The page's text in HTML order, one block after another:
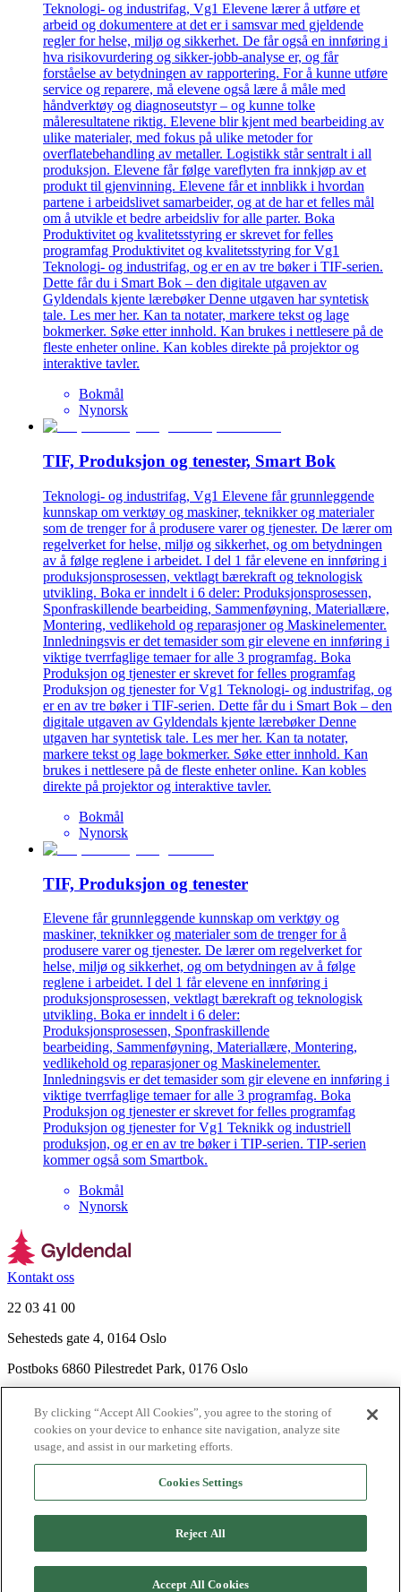
Teknologi- og industrifag, Vg1 Elevene lærer å utføre et
arbeid og dokumentere at det er i samsvar med gjeldende
regler for helse, miljø og sikkerhet. De får også en innføring i
hva risikovurdering og sikker-jobb-analyse er, og får
forståelse av betydningen av rapportering. For å kunne utføre
service og reparere, må elevene også lære å måle med
håndverktøy og diagnoseutstyr – og kunne tolke
måleresultatene riktig. Elevene blir kjent med bearbeiding av
ulike materialer, med fokus på ulike metoder for
overflatebehandling av metaller. Logistikk står sentralt i all
produksjon. Elevene får følge vareflyten fra innkjøp av et
produkt til gjenvinning. Elevene får et innblikk i hvordan
partene i arbeidslivet samarbeider, og at de har et felles mål
om å utvikle et bedre arbeidsliv for alle parter. Boka
Produktivitet og kvalitetsstyring er skrevet for felles
programfag Produktivitet og kvalitetsstyring for Vg1
Teknologi- og industrifag, og er en av tre bøker i TIF-serien.
Dette får du i Smart Bok – den digitale utgaven av
Gyldendals kjente lærebøker Denne utgaven har syntetisk
tale. Les mer her. Kan ta notater, markere tekst og lage
bokmerker. Søke etter innhold. Kan brukes i nettlesere på de
fleste enheter online. Kan kobles direkte på projektor og
interaktive tavler.
Bokmål
Nynorsk
TIF, Produksjon og tenester, Smart Bok
Teknologi- og industrifag, Vg1 Elevene får grunnleggende
kunnskap om verktøy og maskiner, teknikker og materialer
som de trenger for å produsere varer og tjenester. De lærer om
regelverket for helse, miljø og sikkerhet, og om betydningen
av å følge reglene i arbeidet. I del 1 får elevene en innføring i
produksjonsprosessen, vektlagt bærekraft og teknologisk
utvikling. Boka er inndelt i 6 deler: Produksjonsprosessen,
Sponfraskillende bearbeiding, Sammenføyning, Materiallære,
Montering, vedlikehold og reparasjoner og Maskinelementer.
Innledningsvis er det temasider som gir elevene en innføring i
viktige tverrfaglige temaer for alle 3 programfag. Boka
Produksjon og tjenester er skrevet for felles programfag
Produksjon og tjenester for Vg1 Teknologi- og industrifag, og
er en av tre bøker i TIF-serien. Dette får du i Smart Bok – den
digitale utgaven av Gyldendals kjente lærebøker Denne
utgaven har syntetisk tale. Les mer her. Kan ta notater,
markere tekst og lage bokmerker. Søke etter innhold. Kan
brukes i nettlesere på de fleste enheter online. Kan kobles
direkte på projektor og interaktive tavler.
Bokmål
Nynorsk
TIF, Produksjon og tenester
Elevene får grunnleggende kunnskap om verktøy og
maskiner, teknikker og materialer som de trenger for å
produsere varer og tjenester. De lærer om regelverket for
helse, miljø og sikkerhet, og om betydningen av å følge
reglene i arbeidet. I del 1 får elevene en innføring i
produksjonsprosessen, vektlagt bærekraft og teknologisk
utvikling. Boka er inndelt i 6 deler:
Produksjonsprosessen, Sponfraskillende
bearbeiding, Sammenføyning, Materiallære, Montering,
vedlikehold og reparasjoner og Maskinelementer.
Innledningsvis er det temasider som gir elevene en innføring i
viktige tverrfaglige temaer for alle 3 programfag. Boka
Produksjon og tjenester er skrevet for felles programfag
Produksjon og tjenester for Vg1 Teknikk og industriell
produksjon, og er en av tre bøker i TIP-serien. TIP-serien
kommer også som Smartbok.
Bokmål
Nynorsk
Kontakt oss
22 03 41 00
Sehesteds gate 4, 0164 Oslo
Postboks 6860 Pilestredet Park, 0176 Oslo
Nyhetsbrev
Ledige stillinger
Send inn manus
Agency
By clicking “Accept All Cookies”, you agree to the storing of
cookies on your device to enhance site navigation, analyze site
usage, and assist in our marketing efforts.
Cookies Settings
Reject All
Accept All Cookies